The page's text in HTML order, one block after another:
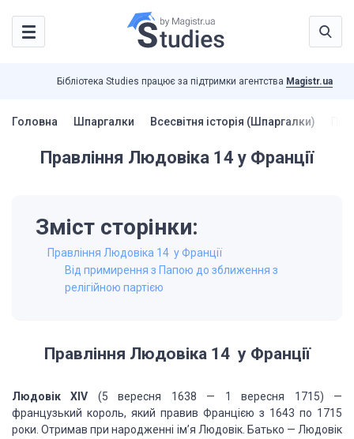
Бібліотека Studies працює за підтримки агентства Magistr.ua
Головна Шпаргалки Всесвітня історія (Шпаргалки)
Правління Людовіка 14 у Франції
Зміст сторінки:
Правління Людовіка 14 у Франції
Від примирення з Папою до зближення з
релігійною партією
Правління Людовіка 14 у Франції
Людовік XIV (5 вересня 1638 — 1 вересня 1715) —
французький король, який правив Францією з 1643 по 1715
роки. Отримав при народженні ім’я Людовік. Батько — Людовік